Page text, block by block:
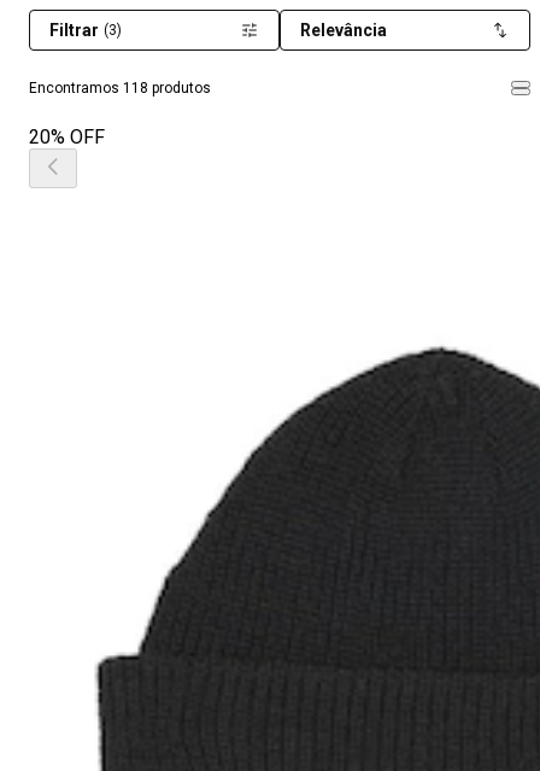
Encontramos 118 produtos
Filtrar (3) Relevância
20% OFF